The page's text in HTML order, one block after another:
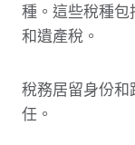
種。這些稅種包
和遺產稅。
稅務居留身份和
任。